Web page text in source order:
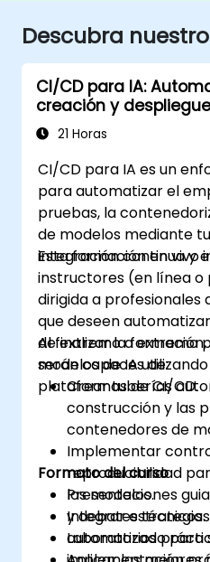
Descubra
CI/CD para IA:
creación y
basados en Docker
21 Horas
CI/CD para IA es un
para automatizar el
pruebas, la
de modelos mediante
integración continua y
Esta formación en vivo
instructores (en línea
dirigida a profesionales
que deseen
de extremo a extremo
modelos de IA
plataformas de CI/CD.
Al finalizar la
serán capaces de:
Crear tuberías
construcción y las
contenedores de
Implementar
reproducibilidad
los modelos.
Integrar
automatizado para
Formato del curso
Presentaciones
y debates técnicos.
Laboratorios